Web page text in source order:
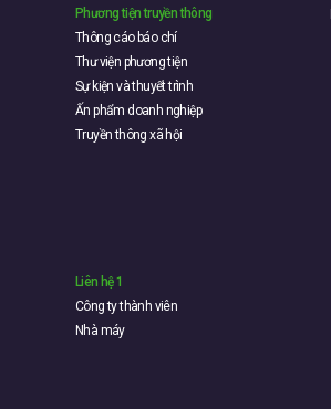
Phương tiện truyền thông
Thông cáo báo chí
Thư viện phương tiện
Sự kiện và thuyết trình
Ấn phẩm doanh nghiệp
Truyền thông xã hội
Liên hệ 1
Công ty thành viên
Nhà máy